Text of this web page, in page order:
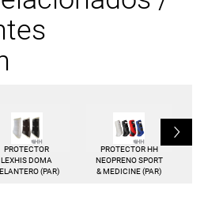
PROTECTOR
LEXHIS DOMA
(PAR)
PROTECTOR HH
NEOPRENO SPORT
& MEDICINE (PAR)
L